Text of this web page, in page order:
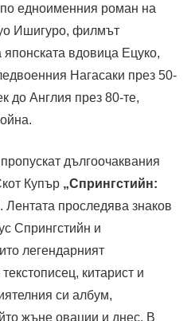
едноименния роман на
Ишигуро, филмът
вдовица Ецуко,
Нагасаки през 50-
до Англия през 80-те,
дългоочаквания
Купър „Спрингстийн:
. Лентата проследява знаков
Спрингстийн и
легендарният
китарист и
си албум,
жъне овации и днес. В